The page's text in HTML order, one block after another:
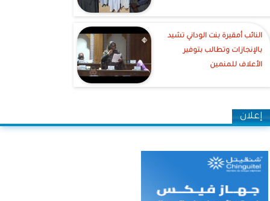
النائب أمقيرة بنت الوداني تشيد
بالإنجازات وتطالب بتوفير
الأعلاف للمنمين
إعلان